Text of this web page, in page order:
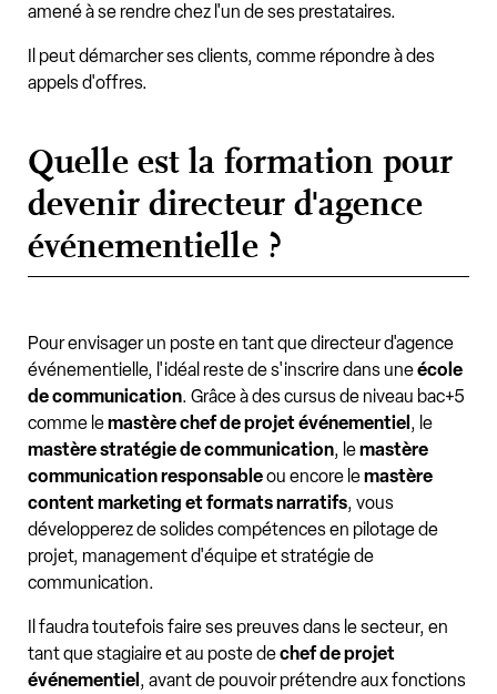
amené à se rendre chez l'un de ses prestataires.
Il peut démarcher ses clients, comme répondre à des
appels d'offres.
Quelle est la formation pour
devenir directeur d'agence
événementielle ?
Pour envisager un poste en tant que directeur d'agence
événementielle, l'idéal reste de s'inscrire dans uneécole
de communication. Grâce à des cursus de niveau bac+5
comme lemastère chef de projet événementiel , le
mastère stratégie de communication, lemastère
communication responsableou encore lemastère
content marketing et formats narratifs, vous
développerez de solides compétences en pilotage de
projet, management d'équipe et stratégie de
communication.
Il faudra toutefois faire ses preuves dans le secteur, en
tant que stagiaire et au poste dechef de projet
événementiel , avant de pouvoir prétendre aux fonctions